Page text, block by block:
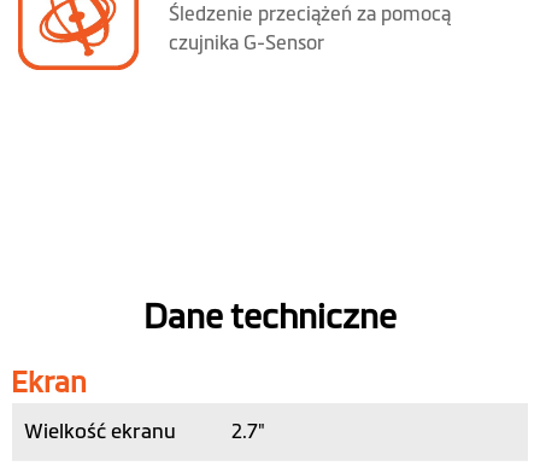
Śledzenie przeciążeń za pomocą
czujnika G-Sensor
Dane techniczne
Ekran
Wielkość ekranu 2.7"